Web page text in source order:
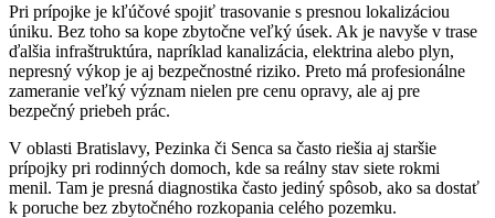
Pri prípojke je kľúčové spojiť trasovanie s presnou lokalizáciou
úniku. Bez toho sa kope zbytočne veľký úsek. Ak je navyše v trase
ďalšia infraštruktúra, napríklad kanalizácia, elektrina alebo plyn,
nepresný výkop je aj bezpečnostné riziko. Preto má profesionálne
zameranie veľký význam nielen pre cenu opravy, ale aj pre
bezpečný priebeh prác.
V oblasti Bratislavy, Pezinka či Senca sa často riešia aj staršie
prípojky pri rodinných domoch, kde sa reálny stav siete rokmi
menil. Tam je presná diagnostika často jediný spôsob, ako sa dostať
k poruche bez zbytočného rozkopania celého pozemku.